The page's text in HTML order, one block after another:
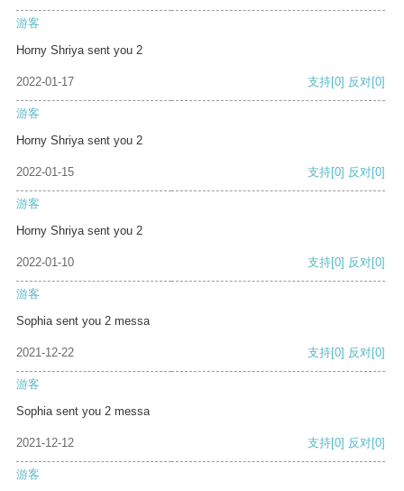
游客
Horny Shriya sent you 2
2022-01-17 支持[0] 反对[0]
游客
Horny Shriya sent you 2
2022-01-15 支持[0] 反对[0]
游客
Horny Shriya sent you 2
2022-01-10 支持[0] 反对[0]
游客
Sophia sent you 2 messa
2021-12-22 支持[0] 反对[0]
游客
Sophia sent you 2 messa
2021-12-12 支持[0] 反对[0]
游客